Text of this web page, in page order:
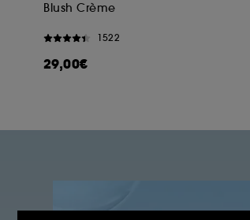
Blush Crème
1522
29,00€